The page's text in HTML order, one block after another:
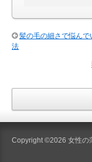
髪の毛の細さで悩ん
法
Copyright ©2026 女性の